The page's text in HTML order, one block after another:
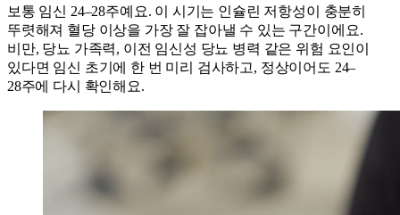
보통 임신 24–28주예요. 이 시기는 인슐린 저항성이 충분히
뚜렷해져 혈당 이상을 가장 잘 잡아낼 수 있는 구간이에요.
비만, 당뇨 가족력, 이전 임신성 당뇨 병력 같은 위험 요인이
있다면 임신 초기에 한 번 미리 검사하고, 정상이어도 24–
28주에 다시 확인해요.